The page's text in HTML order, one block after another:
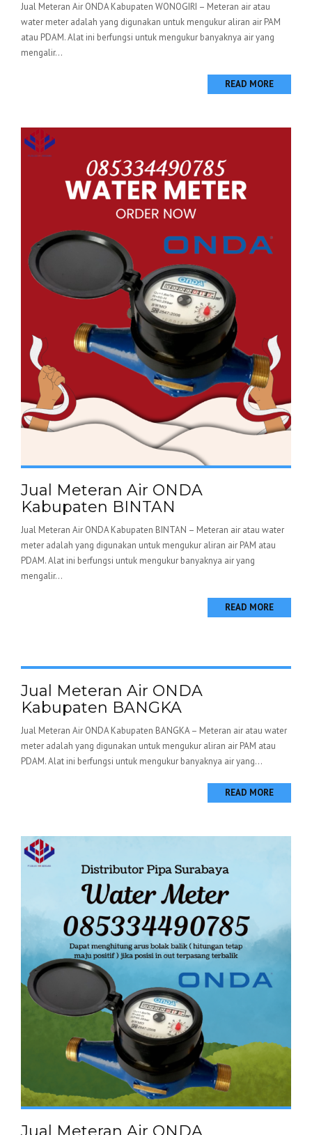
Jual Meteran Air ONDA Kabupaten WONOGIRI – Meteran air atau
water meter adalah yang digunakan untuk mengukur aliran air PAM
atau PDAM. Alat ini berfungsi untuk mengukur banyaknya air yang
mengalir...
READ MORE
Jual Meteran Air ONDA
Kabupaten BINTAN
Jual Meteran Air ONDA Kabupaten BINTAN – Meteran air atau water
meter adalah yang digunakan untuk mengukur aliran air PAM atau
PDAM. Alat ini berfungsi untuk mengukur banyaknya air yang
mengalir...
READ MORE
Jual Meteran Air ONDA
Kabupaten BANGKA
Jual Meteran Air ONDA Kabupaten BANGKA – Meteran air atau water
meter adalah yang digunakan untuk mengukur aliran air PAM atau
PDAM. Alat ini berfungsi untuk mengukur banyaknya air yang...
READ MORE
Jual Meteran Air ONDA